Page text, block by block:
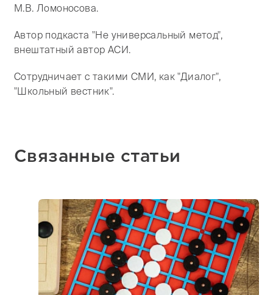
М.В. Ломоносова.
Автор подкаста "Не универсальный метод",
внештатный автор АСИ.
Сотрудничает с такими СМИ, как "Диалог",
"Школьный вестник".
Связанные статьи